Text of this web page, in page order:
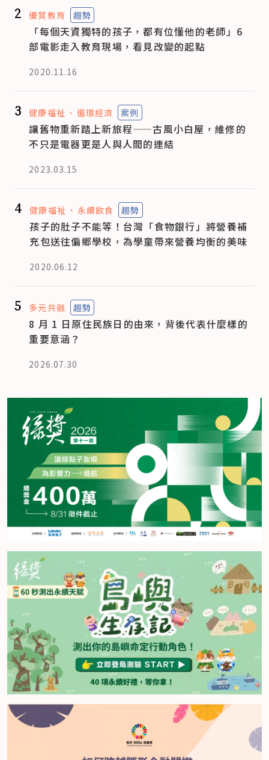
2 優質教育 趨勢
「每個天資獨特的孩子，都有位懂他的老師」6
部電影走入教育現場，看見改變的起點
2020.11.16
3 健康福祉 循環經濟 案例
讓舊物重新踏上新旅程——古風小白屋，維修的
不只是電器更是人與人間的連結
2023.03.15
4 健康福祉 永續飲食 趨勢
孩子的肚子不能等！台灣「食物銀行」將營養補
充包送往偏鄉學校，為學童帶來營養均衡的美味
2020.06.12
5 多元共融 趨勢
8 月 1 日原住民族日的由來，背後代表什麼樣的
重要意涵？
2026.07.30